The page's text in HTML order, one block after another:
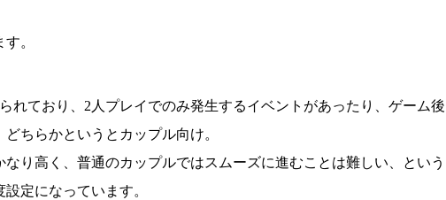
。
れており、2人プレイでのみ発生するイベントがあったり、ゲーム後
ちらかというとカップル向け。
なり高く、普通のカップルではスムーズに進むことは難しい、という
定になっています。